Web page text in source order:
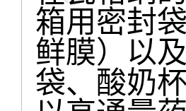
箱用密封
鲜膜）以
袋、酸奶